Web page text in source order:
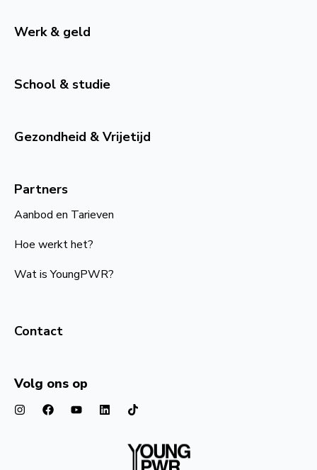
Werk & geld
School & studie
Gezondheid & Vrijetijd
Partners
Aanbod en Tarieven
Hoe werkt het?
Wat is YoungPWR?
Contact
Volg ons op